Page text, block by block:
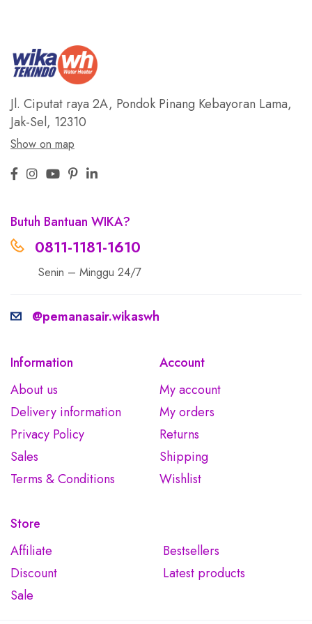
Jl. Ciputat raya 2A, Pondok Pinang Kebayoran Lama,
Jak-Sel, 12310
Show on map
Butuh Bantuan WIKA?
0811-1181-1610
Senin – Minggu 24/7
@pemanasair.wikaswh
Information
About us
Delivery information
Privacy Policy
Sales
Terms & Conditions
Account
My account
My orders
Returns
Shipping
Wishlist
Store
Affiliate
Bestsellers
Discount
Latest products
Sale